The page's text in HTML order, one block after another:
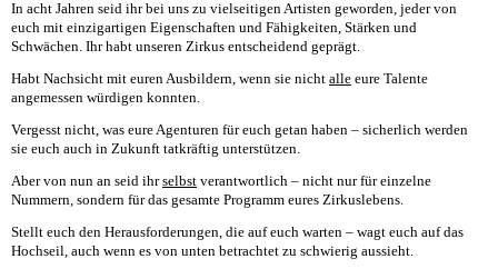
In acht Jahren seid ihr bei uns zu vielseitigen Artisten geworden, jeder von
euch mit einzigartigen Eigenschaften und Fähigkeiten, Stärken und
Schwächen. Ihr habt unseren Zirkus entscheidend geprägt.
Habt Nachsicht mit euren Ausbildern, wenn sie nicht alle eure Talente
angemessen würdigen konnten.
Vergesst nicht, was eure Agenturen für euch getan haben – sicherlich werden
sie euch auch in Zukunft tatkräftig unterstützen.
Aber von nun an seid ihrselbst verantwortlich – nicht nur für einzelne
Nummern, sondern für das gesamte Programm eures Zirkuslebens.
Stellt euch den Herausforderungen, die auf euch warten – wagt euch auf das
Hochseil, auch wenn es von unten betrachtet zu schwierig aussieht.